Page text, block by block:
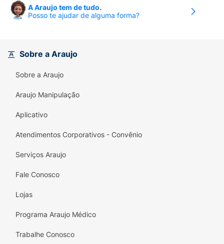
mortas.Ajuda a reduzir a vermelhidão e a
irritação causada pela acne.Sensação de pele
Aplique diariamente no rosto
limpo.
Atenção:Utilize duas vezes ao dia. Evite
A Araujo tem de tudo.
Posso te ajudar de alguma forma?
Sobre a Araujo
Sobre a Araujo
Araujo Manipulação
Aplicativo
Atendimentos Corporativos - Convênio
Serviços Araujo
Fale Conosco
Lojas
Programa Araujo Médico
Trabalhe Conosco